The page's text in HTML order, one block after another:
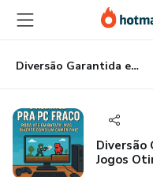
para
conteúdo
principal
para
pagamento
para
rodapé
Diversão Garantida em Qualquer PC: 50 Jogos Otimizados
Diversão
Jogos